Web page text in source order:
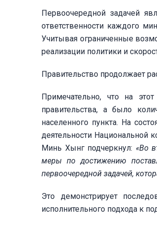
Первоочередной задачей
ответственности каждого
Учитывая ограниченные
реализации политики и
Правительство продолжает
Примечательно, что на
правительства, а было
населенного пункта. На
деятельности
Минь Хынг подчеркнул: «Во
меры по достижению
первоочередной задачей,
Это демонстрирует
исполнительного подхода к